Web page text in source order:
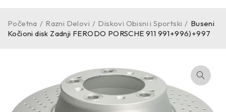
Početna / Razni Delovi / Diskovi Obisni i Sportski / Buseni
Kočioni disk Zadnji FERODO PORSCHE 911 991+996)+997